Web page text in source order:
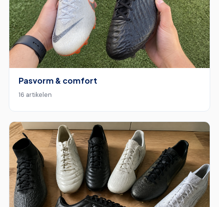
Pasvorm & comfort
16 artikelen